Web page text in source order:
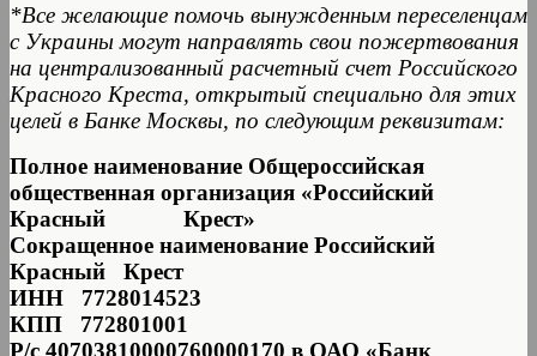
*Все желающие помочь вынужденным переселенцам
с Украины могут направлять свои пожертвования
на централизованный расчетный счет Российского
Красного Креста, открытый специально для этих
целей в Банке Москвы, по следующим реквизитам:
Полное наименование Общероссийская
общественная организация «Российский
Красный Крест»
Сокращенное наименование Российский
Красный Крест
ИНН 7728014523
КПП 772801001
Р/с 40703810000760000170 в ОАО «Банк